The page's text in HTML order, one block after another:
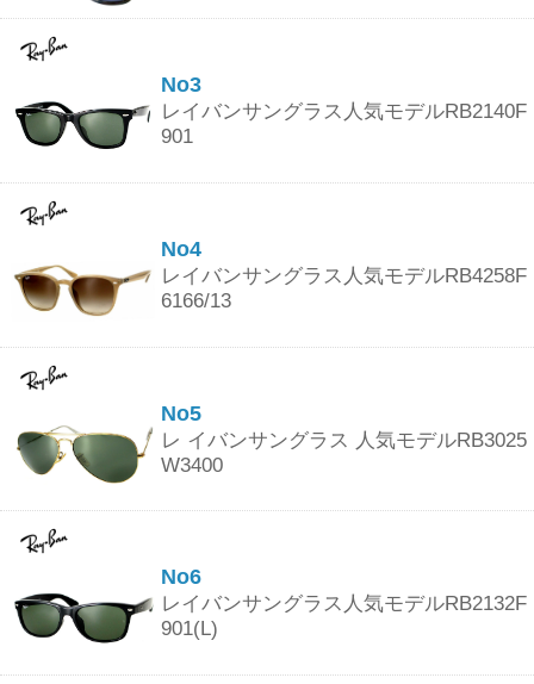
No3
レイバンサングラス人気モデルRB2140F
901
No4
レイバンサングラス人気モデルRB4258F
6166/13
No5
レ イバンサングラス 人気モデルRB3025
W3400
No6
レイバンサングラス人気モデルRB2132F
901(L)